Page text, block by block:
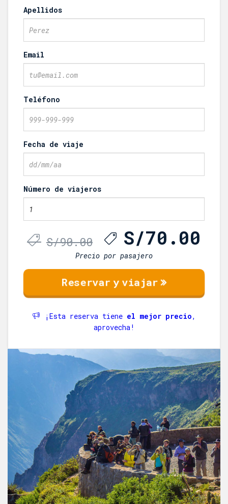
Apellidos
Email
Teléfono
Fecha de viaje
Número de viajeros
S/90.00 El
precio
original
era:
S/90.00.
S/70.00
Precio por pasajero
¡Esta reserva tiene el mejor precio,
aprovecha!